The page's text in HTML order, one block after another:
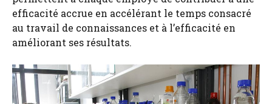
efficacité accrue en accélérant le temps consacré
au travail de connaissances et à l’efficacité en
améliorant ses résultats.